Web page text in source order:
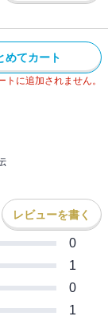
めてカート
に追加されません。
レビューを書く
0
1
0
1